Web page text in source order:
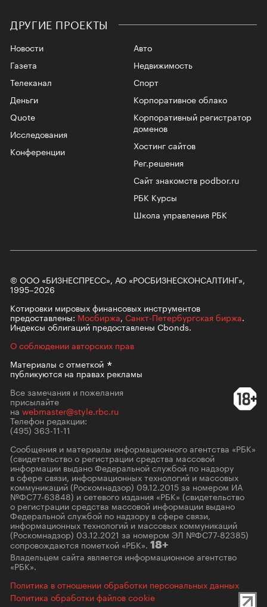
ДРУГИЕ ПРОЕКТЫ
Новости
Газета
Телеканал
Авто
Недвижимость
Спорт
Корпоративное облако
Корпоративный регистратор
доменов
Хостинг сайтов
Рег.решения
Сайт знакомств podbor.ru
РБК Курсы
Школа управления РБК
Деньги
Quote
Исследования
Конференции
© ООО «БИЗНЕСПРЕСС», АО «РОСБИЗНЕСКОНСАЛТИНГ»,
1995–2026
Котировки мировых финансовых инструментов
предоставлены: Мосбиржа, Санкт-Петербургская биржа.
Индексы облигаций предоставлены Cbonds.
О соблюдении авторских прав
Материалы сотметкой
публикуются на правах рекламы
Все замечания и пожелания
присылайте
на webmaster@style.rbc.ru
Телефон редакции:
(495) 363-11-11
Сообщения и материалы информационного агентства «РБК»
(свидетельство о регистрации средства массовой
информации выдано Федеральной службой по надзору
в сфере связи, информационных технологий и массовых
коммуникаций (Роскомнадзор) 09.12.2015 за номером ИА
№ФС77-63848) и сетевого издания «РБК» (свидетельство
о регистрации средства массовой информации выдано
Федеральной службой по надзору в сфере связи,
информационных технологий и массовых коммуникаций
(Роскомнадзор) 03.12.2021 за номером ЭЛ №ФС77-82385)
сопровождаются пометкой «РБК». 18+
Владельцем сайта является информационное агентство
«РБК».
Политика в отношении обработки персональных данных
Политика обработки файлов cookie